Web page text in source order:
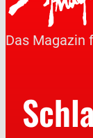
Das Magazin